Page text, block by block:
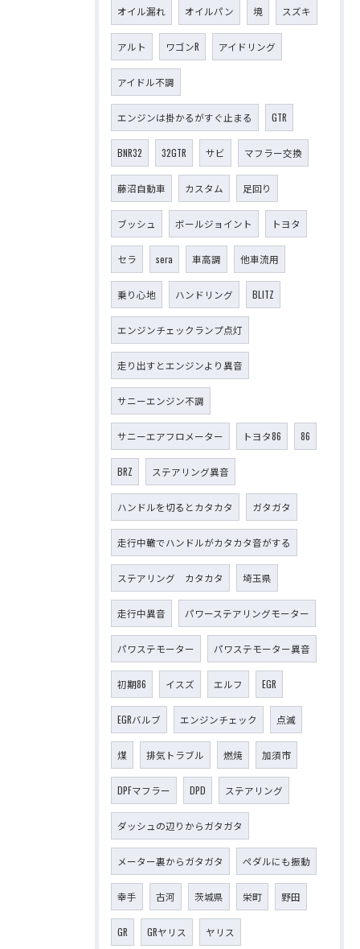
オイル漏れ オイルパン 境 スズキ
アルト ワゴンR アイドリング
アイドル不調
エンジンは掛かるがすぐ止まる GTR
BNR32 32GTR サビ マフラー交換
藤沼自動車 カスタム 足回り
ブッシュ ボールジョイント トヨタ
セラ sera 車高調 他車流用
乗り心地 ハンドリング BLITZ
エンジンチェックランプ点灯
走り出すとエンジンより異音
サニーエンジン不調
サニーエアフロメーター トヨタ86 86
BRZ ステアリング異音
ハンドルを切るとカタカタ ガタガタ
走行中轍でハンドルがカタカタ音がする
ステアリング カタカタ 埼玉県
走行中異音 パワーステアリングモーター
パワステモーター パワステモーター異音
初期86 イスズ エルフ EGR
EGRバルブ エンジンチェック 点滅
煤 排気トラブル 燃焼 加須市
DPFマフラー DPD ステアリング
ダッシュの辺りからガタガタ
メーター裏からガタガタ ペダルにも振動
幸手 古河 茨城県 栄町 野田
GR GRヤリス ヤリス